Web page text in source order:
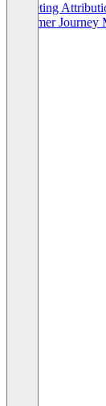
Marketing
Customer Journey